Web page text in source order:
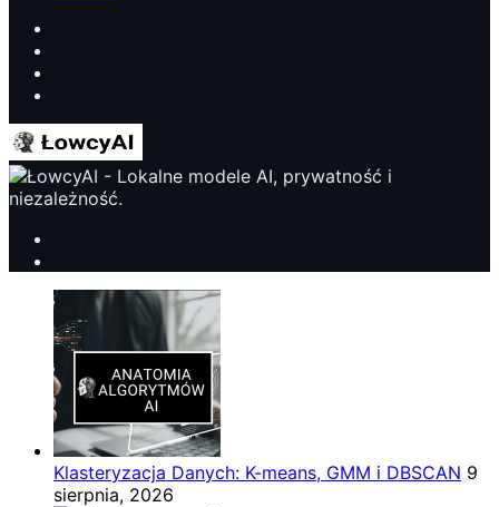
Klasteryzacja Danych: K-means, GMM i DBSCAN 9
sierpnia, 2026